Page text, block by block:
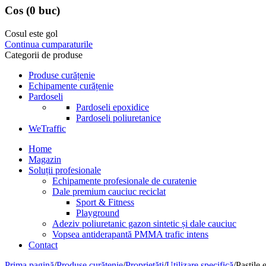
Cos (0 buc)
Cosul este gol
Continua cumparaturile
Categorii de produse
Produse curățenie
Echipamente curățenie
Pardoseli
Pardoseli epoxidice
Pardoseli poliuretanice
WeTraffic
Home
Magazin
Soluții profesionale
Echipamente profesionale de curatenie
Dale premium cauciuc reciclat
Sport & Fitness
Playground
Adeziv poliuretanic gazon sintetic și dale cauciuc
Vopsea antiderapantă PMMA trafic intens
Contact